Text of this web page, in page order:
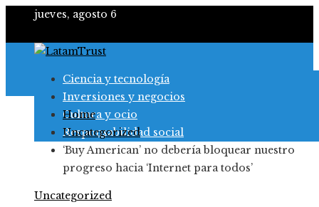
jueves, agosto 6
Ciencia y tecnología
Inversiones y negocios
Cultura y ocio
Responsabilidad social
Home
Uncategorized
‘Buy American’ no debería bloquear nuestro
progreso hacia ‘Internet para todos’
Uncategorized